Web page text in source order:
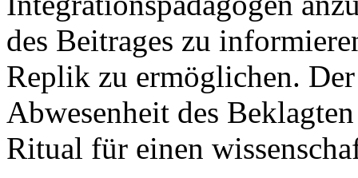
des Beitrages zu
Replik zu ermöglichen.
Abwesenheit des
Ritual für einen